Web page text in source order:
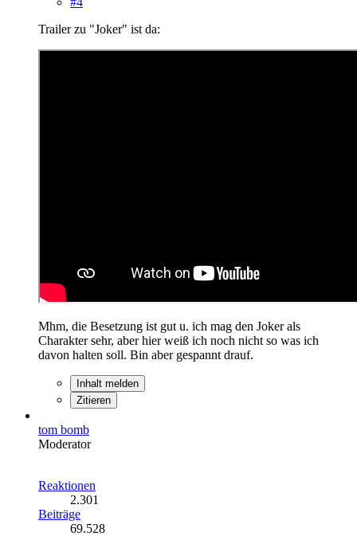
Trailer zu "Joker" ist da:
Mhm, die Besetzung ist gut u. ich mag den Joker als
Charakter sehr, aber hier weiß ich noch nicht so was ich
davon halten soll. Bin aber gespannt drauf.
Inhalt melden
Zitieren
tom bomb
Moderator
Reaktionen
2.301
Beiträge
69.528